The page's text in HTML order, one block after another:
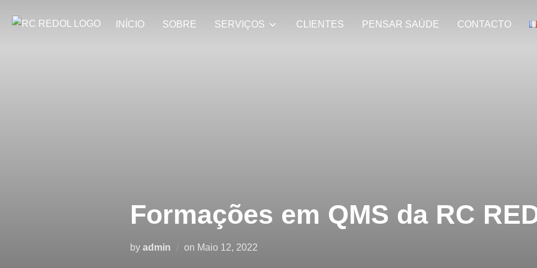
INÍCIO SOBRE SERVIÇOS CLIENTES PENSAR SAÚDE CONTACTO
Formações em QMS da RC
by admin on Maio 12, 2022